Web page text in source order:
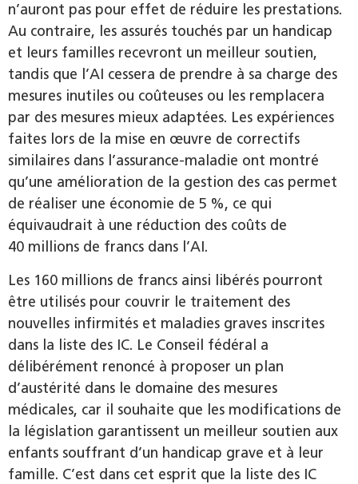
n’auront pas pour effet de réduire les prestations.
Au contraire, les assurés touchés par un handicap
et leurs familles recevront un meilleur soutien,
tandis que l’AI cessera de prendre à sa charge des
mesures inutiles ou coûteuses ou les remplacera
par des mesures mieux adaptées. Les expériences
faites lors de la mise en œuvre de correctifs
similaires dans l’assurance-maladie ont montré
qu’une amélioration de la gestion des cas permet
de réaliser une économie de 5 %, ce qui
équivaudrait à une réduction des coûts de
40 millions de francs dans l’AI.
Les 160 millions de francs ainsi libérés pourront
être utilisés pour couvrir le traitement des
nouvelles infirmités et maladies graves inscrites
dans la liste des IC. Le Conseil fédéral a
délibérément renoncé à proposer un plan
d’austérité dans le domaine des mesures
médicales, car il souhaite que les modifications de
la législation garantissent un meilleur soutien aux
enfants souffrant d’un handicap grave et à leur
famille. C’est dans cet esprit que la liste des IC